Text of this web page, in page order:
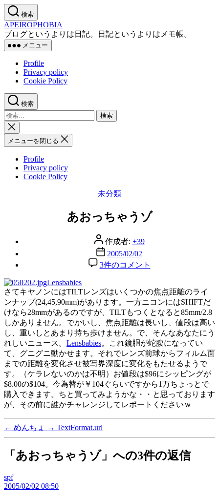
コ
ン
テ
ン
ツ
プ
検索
APEIROPHOBIA
ブログというよりは日記。日記というよりはメモ帳。
メニュー
Profile
Privacy policy
Cookie Policy
検索
検
索
対
象:
検
索
を
メニューを閉じる
Profile
Privacy policy
Cookie Policy
カ
ゴ
リ
未分類
あおっちゃうゾ
投
稿
者
作成者: +39
投
稿
2005/02/02
あ
ち
ゃ
う
ゾ
へ
の
3件のコメント
Lensbabies
さてキヤノンにはTILTレンズはいくつかの焦点距離のライ
ンナップ(24,45,90mm)があります。一方ニコンにはSHIFTだ
けなら28mmがあるのですが、TILTもつくとなると85mm/2.8
しかありません。でかいし、焦点距離は長いし、値段は高い
し、重いしとあまり持ち歩けません。で、そんなあなたにう
れしいニュース。 Lensbabies。これ鏡胴が蛇腹になってい
て、グニグニ動かせます。それでレンズ前球からフィルム面
までの距離を変化させ被写界深度に変化をもたせるようで
す。（ケラレないのかは不明）お値段は$96にシッピングが
$8.00の$104。今為替が￥104ぐらいですから1万ちょっとで
購入できます。ちと買ってみようかな・・と思っております
が、その前に誰かチャレンジしてレポートくださいｗ
← めんちょ → TextFormat.url
「あおっちゃうゾ」への3件の返信
spfの
発
2005/02/02 08:50